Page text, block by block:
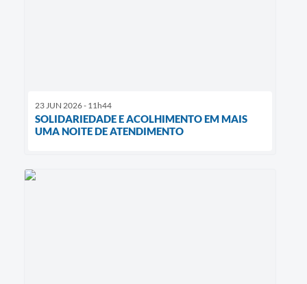
23 JUN 2026 - 11h44
SOLIDARIEDADE E ACOLHIMENTO EM MAIS
UMA NOITE DE ATENDIMENTO